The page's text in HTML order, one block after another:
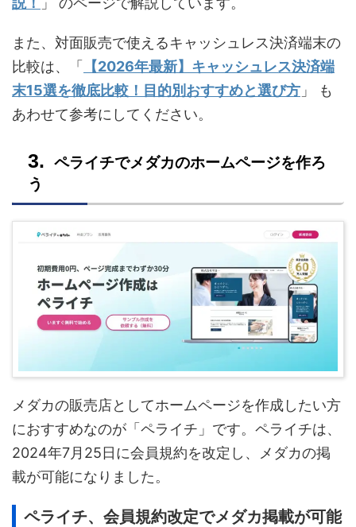
また、対面販売で使えるキャッシュレス決済端末の
比較は、「
【2026年最新】キャッシュレス決済端
末15選を徹底比較！目的別おすすめと選び方 」 も
あわせて参考にしてください。
ペライチでメダカのホームページを作ろ
う
メダカの販売店としてホームページを作成したい方
におすすめなのが「ペライチ」です。ペライチは、
2024年7月25日に会員規約を改定し、メダカの掲
載が可能になりました。
ペライチ、会員規約改定でメダカ掲載が可能